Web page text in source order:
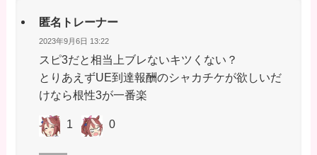
匿名トレーナー
2023年9月6日 13:22
スピ3だと相当上ブレないキツくない？
とりあえずUE到達報酬のシャカチケが欲しいだ
けなら根性3が一番楽
1 0